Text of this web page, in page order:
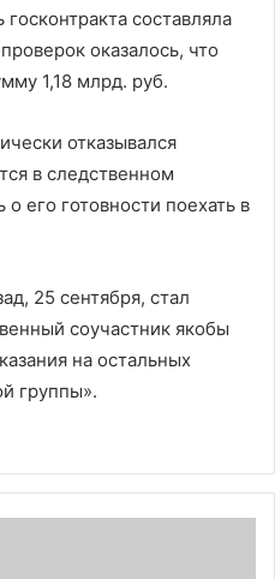
составляла
оказалось, что
1,18 млрд. руб.
отказывался
в следственном
его готовности поехать в
25 сентября, стал
соучастник якобы
на остальных
группы».